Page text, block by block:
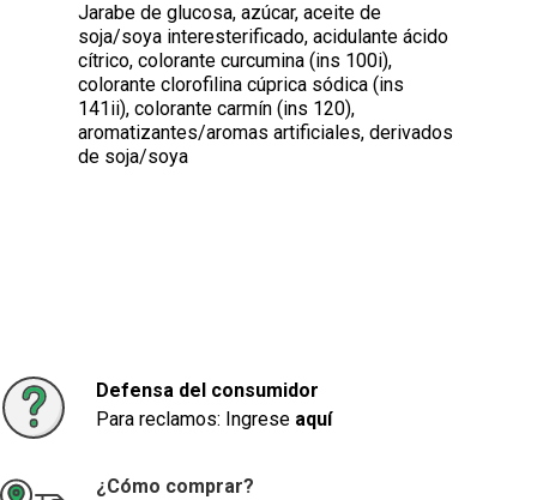
Jarabe de glucosa, azúcar, aceite de
soja/soya interesterificado, acidulante ácido
cítrico, colorante curcumina (ins 100i),
colorante clorofilina cúprica sódica (ins
141ii), colorante carmín (ins 120),
aromatizantes/aromas artificiales, derivados
de soja/soya
Defensa del consumidor
Para reclamos: Ingrese aquí
¿Cómo comprar?